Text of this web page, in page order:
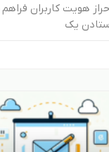
هویت کاربران
یک